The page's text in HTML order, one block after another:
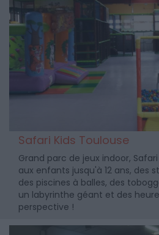
Safari Kids Toulouse
Grand parc de jeux indoor,
aux enfants jusqu'à 12 ans, des
des piscines à balles, des
un labyrinthe géant et des
perspective !